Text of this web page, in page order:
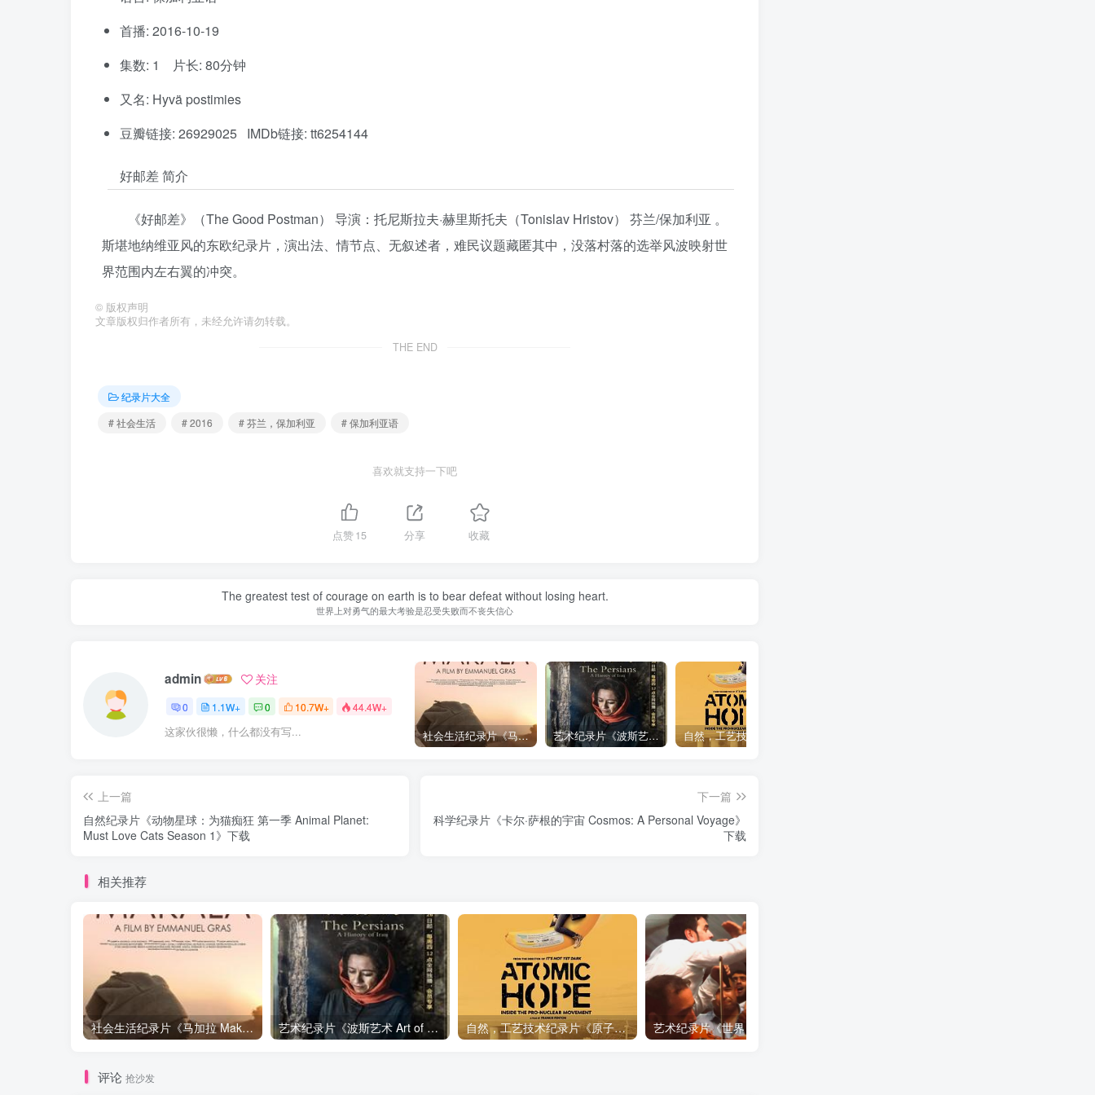
首播: 2016-10-19
集数: 1 片长: 80分钟
又名: Hyvä postimies
豆瓣链接: 26929025 IMDb链接: tt6254144
好邮差 简介
《好邮差》（The Good Postman） 导演：托尼斯拉夫·赫里斯托夫（Tonislav Hristov） 芬兰/保加利亚 。
斯堪地纳维亚风的东欧纪录片，演出法、情节点、无叙述者，难民议题藏匿其中，没落村落的选举风波映射世
界范围内左右翼的冲突。
© 版权声明
文章版权归作者所有，未经允许请勿转载。
THE END
纪录片大全
# 社会生活
# 2016 # 芬兰，保加利亚 # 保加利亚语
喜欢就支持一下吧
点赞15 分享 收藏
The greatest test of courage on earth is to bear defeat without losing heart.
世界上对勇气的最大考验是忍受失败而不丧失信心
admin 关注
0 1.1W+ 0 10.7W+ 44.4W+
这家伙很懒，什么都没有写... 社会生活纪录片《马加拉 Makala》下载 艺术纪录片《波斯艺术 Art of Persia》下载
上一篇
自然纪录片《动物星球：为猫痴狂 第一季 Animal Planet:
Must Love Cats Season 1》下载
下一篇
科学纪录片《卡尔·萨根的宇宙 Cosmos: A Personal Voyage》
下载
相关推荐
社会生活纪录片《马加拉 Makala》下载 艺术纪录片《波斯艺术 Art of Persia》下载 自然，工艺技术纪录片《原子能的希望 Atomic Hope – Inside the Pro-Nuclear Movement》下载
评论 抢沙发